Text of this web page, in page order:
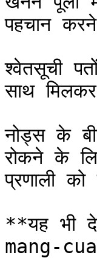
पहचान
श्वेतसूची
साथ
नोड्स के
रोकने के
प्रणाली
**यह भी
mang-